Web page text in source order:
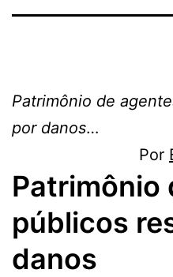
Patrimônio de
por danos…
Por
Patrimônio
públicos
danos